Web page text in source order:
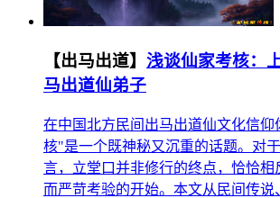
【出马出道】 浅谈仙家考核：
马出道仙弟子
在中国北方民间出马出道仙文化信仰
核"是一个既神秘又沉重的话题。对
言，立堂口并非修行的终点，恰恰相
而严苛考验的开始。本文从民间传说